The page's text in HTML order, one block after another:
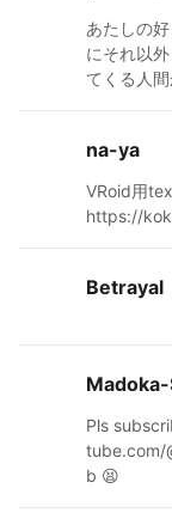
あたしの
にそれ以
てくる人
のご提供
na-ya
VRoid用
https://
Betrayal
Pls
tube.com/
b 😫